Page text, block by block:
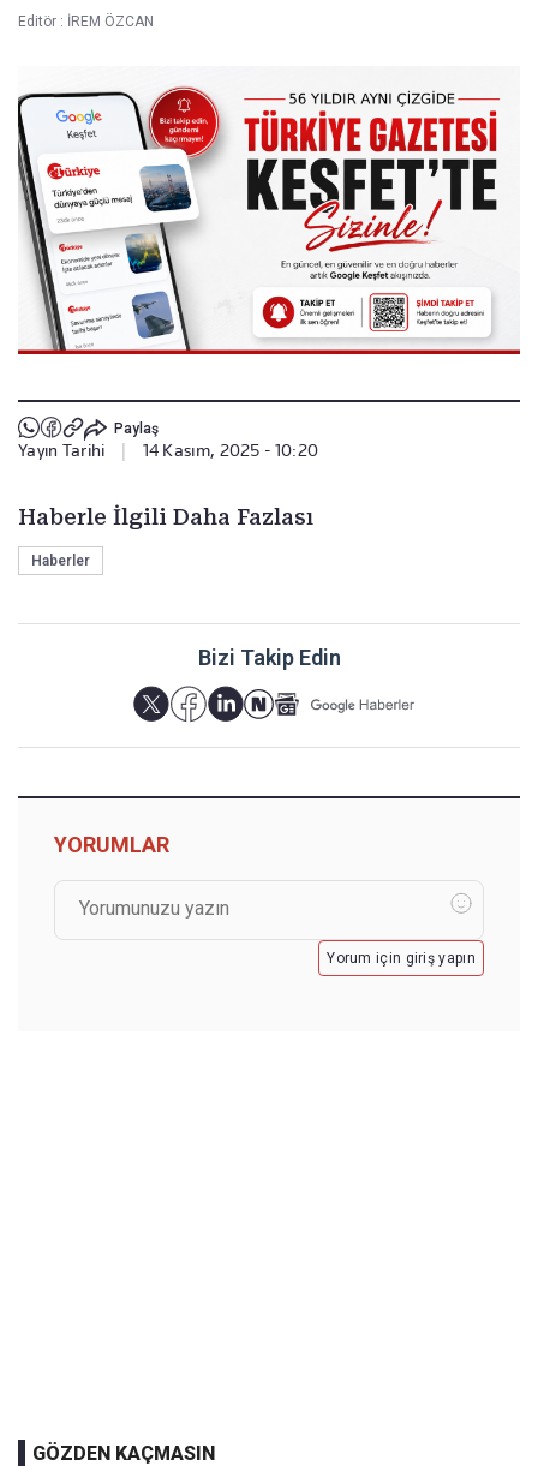
Editör : İREM ÖZCAN
Paylaş
Yayın Tarihi 14 Kasım, 2025 - 10:20
Haberle İlgili Daha Fazlası
Haberler
Bizi Takip Edin
YORUMLAR
Yorum için giriş yapın
GÖZDEN KAÇMASIN